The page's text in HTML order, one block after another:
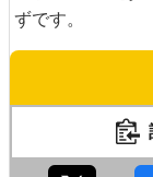
ずです。